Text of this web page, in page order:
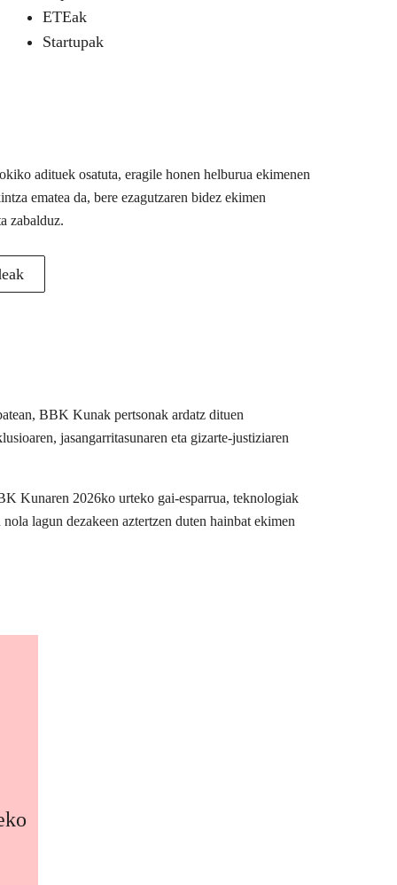
ETEak
Startupak
adituek osatuta, eragile honen helburua ekimenen
ematea da, bere ezagutzaren bidez ekimen
zabalduz.
BBK Kunak pertsonak ardatz dituen
jasangarritasunaren eta gizarte-justiziaren
Kunaren 2026ko urteko gai-esparrua, teknologiak
lagun dezakeen aztertzen duten hainbat ekimen